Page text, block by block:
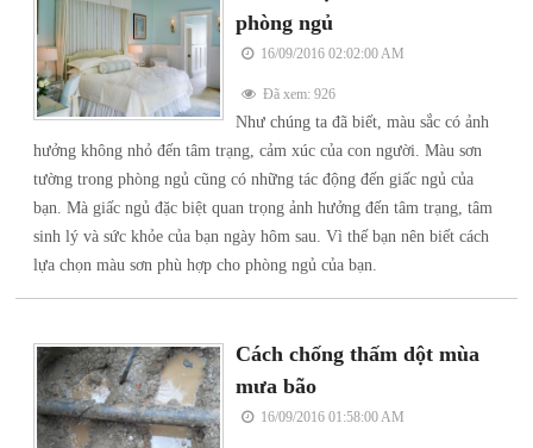
phòng ngủ
16/09/2016 02:02:00 AM
Đã xem: 926
Như chúng ta đã biết, màu sắc có ảnh
hưởng không nhỏ đến tâm trạng, cảm xúc của con người. Màu sơn
tường trong phòng ngủ cũng có những tác động đến giấc ngủ của
bạn. Mà giấc ngủ đặc biệt quan trọng ảnh hưởng đến tâm trạng, tâm
sinh lý và sức khỏe của bạn ngày hôm sau. Vì thế bạn nên biết cách
lựa chọn màu sơn phù hợp cho phòng ngủ của bạn.
Cách chống thấm dột mùa
mưa bão
16/09/2016 01:58:00 AM